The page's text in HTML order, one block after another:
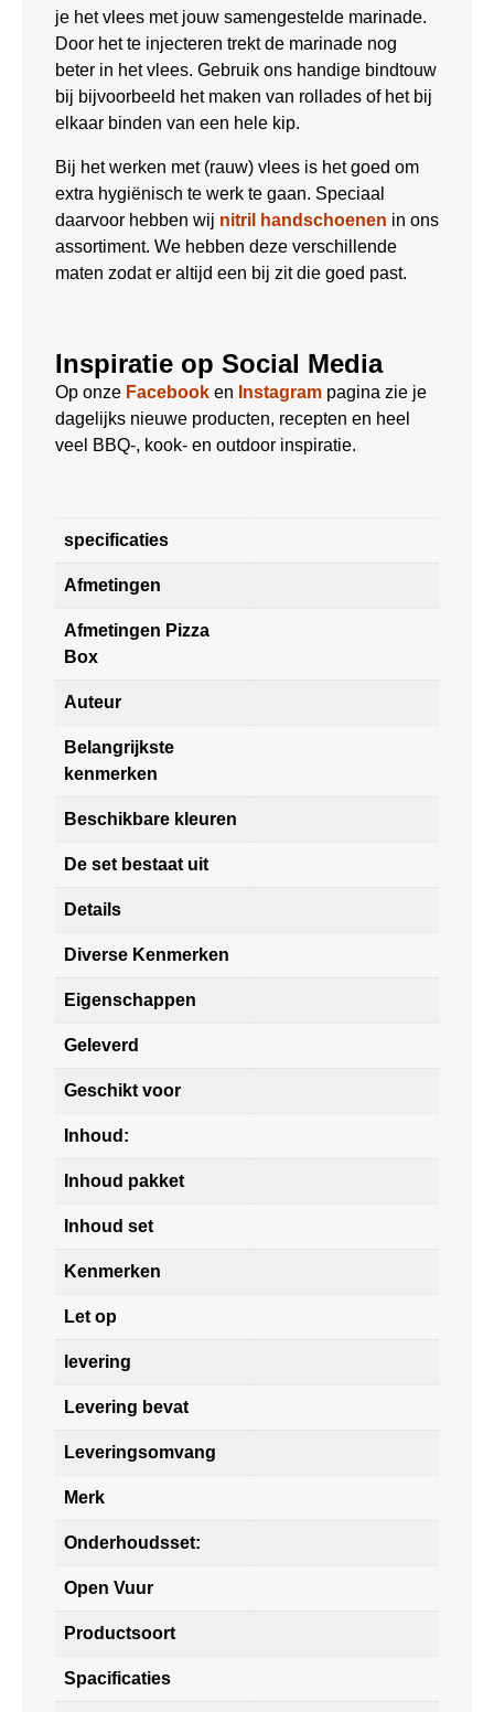
je het vlees met jouw samengestelde marinade.
Door het te injecteren trekt de marinade nog
beter in het vlees. Gebruik ons handige bindtouw
bij bijvoorbeeld het maken van rollades of het bij
elkaar binden van een hele kip.
Bij het werken met (rauw) vlees is het goed om
extra hygiënisch te werk te gaan. Speciaal
daarvoor hebben wij nitril handschoenen in ons
assortiment. We hebben deze verschillende
maten zodat er altijd een bij zit die goed past.
Inspiratie op Social Media
Op onze Facebook en Instagram pagina zie je
dagelijks nieuwe producten, recepten en heel
veel BBQ-, kook- en outdoor inspiratie.
specificaties
Afmetingen
Afmetingen Pizza
Box
Auteur
Belangrijkste
kenmerken
Beschikbare kleuren
De set bestaat uit
Details
Diverse Kenmerken
Eigenschappen
Geleverd
Geschikt voor
Inhoud:
Inhoud pakket
Inhoud set
Kenmerken
Let op
levering
Levering bevat
Leveringsomvang
Merk
Onderhoudsset:
Open Vuur
Productsoort
Spacificaties